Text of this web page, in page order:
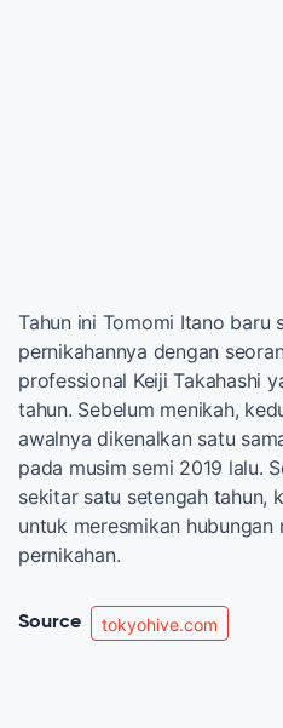
Tahun ini Tomomi Itano baru
pernikahannya dengan
professional Keiji Takahashi
tahun. Sebelum menikah,
awalnya dikenalkan satu
pada musim semi 2019 lalu.
sekitar satu setengah tahun,
untuk meresmikan hubungan
pernikahan.
Source tokyohive.com